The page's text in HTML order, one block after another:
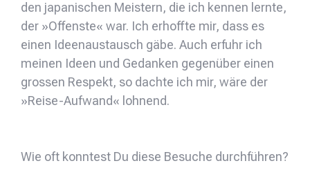
den japanischen Meistern, die ich kennen lernte,
der »Offenste« war. Ich erhoffte mir, dass es
einen Ideenaustausch gäbe. Auch erfuhr ich
meinen Ideen und Gedanken gegenüber einen
grossen Respekt, so dachte ich mir, wäre der
»Reise-Aufwand« lohnend.
Wie oft konntest Du diese Besuche durchführen?